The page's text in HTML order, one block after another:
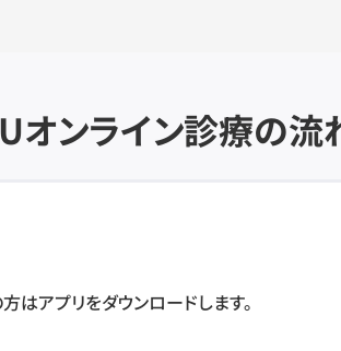
オンライン診療の流
はアプリをダウンロードします。